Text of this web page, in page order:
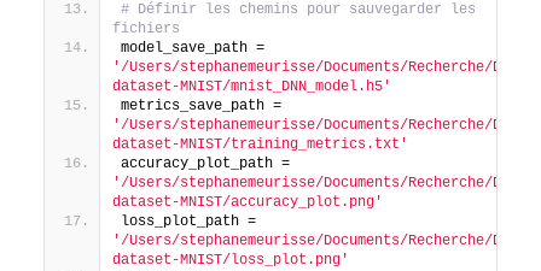
# Définir les chemins pour sauvegarder les
fichiers
model_save_path =
'/Users/stephanemeurisse/Documents/Recherche/DNN-
dataset-MNIST/mnist_DNN_model.h5'
metrics_save_path =
'/Users/stephanemeurisse/Documents/Recherche/DNN-
dataset-MNIST/training_metrics.txt'
accuracy_plot_path =
'/Users/stephanemeurisse/Documents/Recherche/DNN-
dataset-MNIST/accuracy_plot.png'
loss_plot_path =
'/Users/stephanemeurisse/Documents/Recherche/DNN-
dataset-MNIST/loss_plot.png'